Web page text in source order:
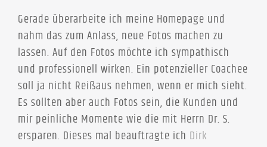
Gerade überarbeite ich meine Homepage und
nahm das zum Anlass, neue Fotos machen zu
lassen. Auf den Fotos möchte ich sympathisch
und professionell wirken. Ein potenzieller Coachee
soll ja nicht Reißaus nehmen, wenn er mich sieht.
Es sollten aber auch Fotos sein, die Kunden und
mir peinliche Momente wie die mit Herrn Dr. S.
ersparen. Dieses mal beauftragte ich Dirk